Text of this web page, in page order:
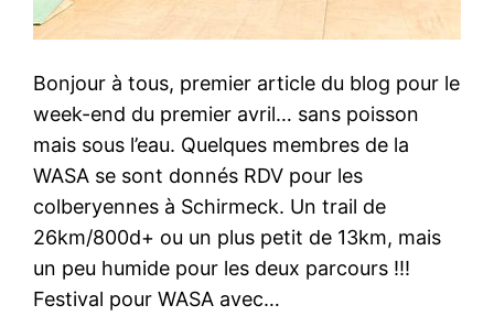
Bonjour à tous, premier article du blog pour le
week-end du premier avril… sans poisson
mais sous l’eau. Quelques membres de la
WASA se sont donnés RDV pour les
colberyennes à Schirmeck. Un trail de
26km/800d+ ou un plus petit de 13km, mais
un peu humide pour les deux parcours !!!
Festival pour WASA avec…